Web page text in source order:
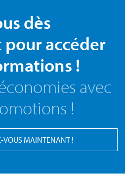
dès
accéder
!
avec
!
VOUS MAINTENANT !